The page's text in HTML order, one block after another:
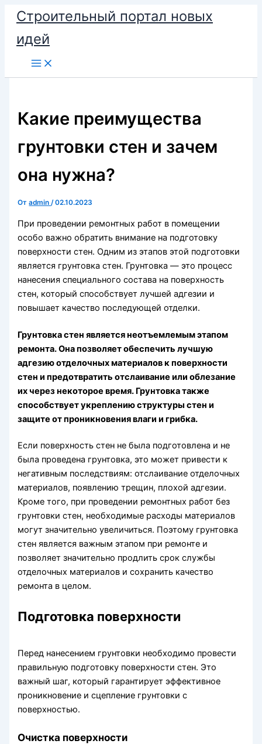
Перейти
содержимому
Строительный портал новых
идей
Какие преимущества
грунтовки стен и зачем
она нужна?
Отadmin/02.10.2023
При проведении ремонтных работ в помещении
особо важно обратить внимание на подготовку
поверхности стен. Одним из этапов этой подготовки
является грунтовка стен. Грунтовка — это процесс
нанесения специального состава на поверхность
стен, который способствует лучшей адгезии и
повышает качество последующей отделки.
Грунтовка стен является неотъемлемым этапом
ремонта. Она позволяет обеспечить лучшую
адгезию отделочных материалов к поверхности
стен и предотвратить отслаивание или облезание
их через некоторое время. Грунтовка также
способствует укреплению структуры стен и
защите от проникновения влаги и грибка.
Если поверхность стен не была подготовлена и не
была проведена грунтовка, это может привести к
негативным последствиям: отслаивание отделочных
материалов, появлению трещин, плохой адгезии.
Кроме того, при проведении ремонтных работ без
грунтовки стен, необходимые расходы материалов
могут значительно увеличиться. Поэтому грунтовка
стен является важным этапом при ремонте и
позволяет значительно продлить срок службы
отделочных материалов и сохранить качество
ремонта в целом.
Подготовка поверхности
Перед нанесением грунтовки необходимо провести
правильную подготовку поверхности стен. Это
важный шаг, который гарантирует эффективное
проникновение и сцепление грунтовки с
поверхностью.
Очистка поверхности